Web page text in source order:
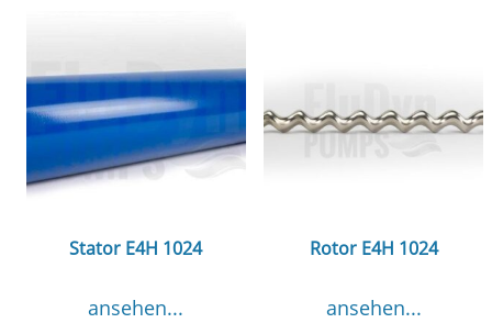
Stator E4H 1024
ansehen...
Rotor E4H 1024
ansehen...